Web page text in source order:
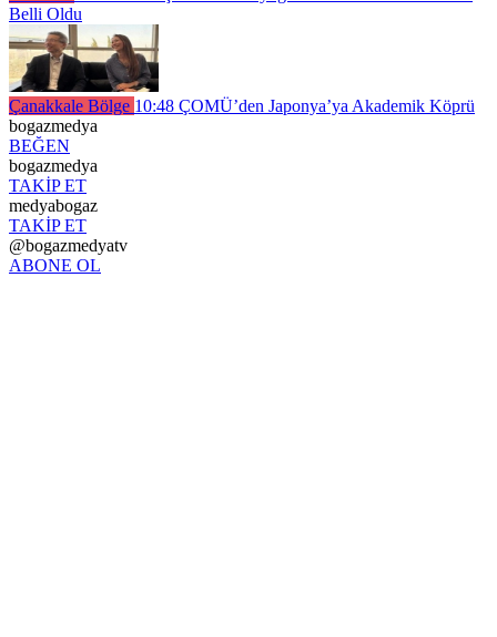
Belli Oldu
Çanakkale Bölge 10:48 ÇOMÜ’den Japonya’ya Akademik Köprü
bogazmedya
BEĞEN
bogazmedya
TAKİP ET
medyabogaz
TAKİP ET
@bogazmedyatv
ABONE OL